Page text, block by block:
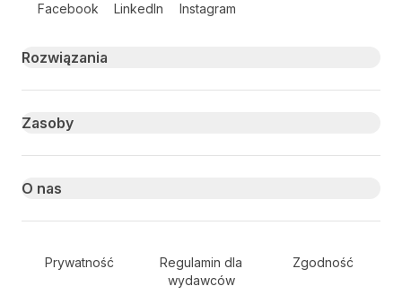
Facebook LinkedIn Instagram
Primary footer navigation
Rozwiązania
Zasoby
O nas
Secondary Footer Navigation
Prywatność
Regulamin dla
wydawców
Zgodność